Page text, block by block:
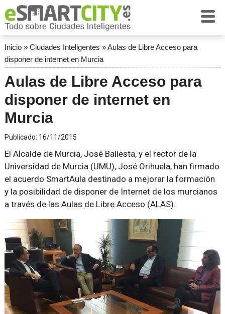
Inicio» Ciudades Inteligentes »Aulas de Libre Acceso para
disponer de internet en Murcia
Aulas de Libre Acceso para
disponer de internet en
Murcia
Publicado: 16/11/2015
El Alcalde de Murcia, José Ballesta, y el rector de la
Universidad de Murcia (UMU), José Orihuela, han firmado
el acuerdo SmartAula destinado a mejorar la formación
y la posibilidad de disponer de Internet de los murcianos
a través de las Aulas de Libre Acceso (ALAS).